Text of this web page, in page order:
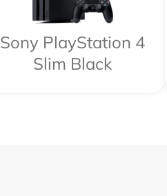
Sony PlayStation 4
Slim Black